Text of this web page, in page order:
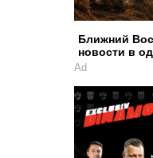
Ближний
новости в
Ad